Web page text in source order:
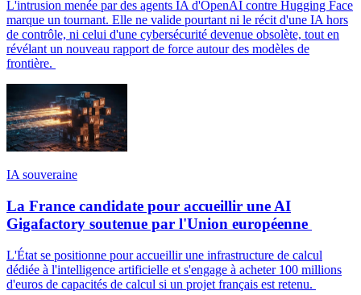
L'intrusion menée par des agents IA d'OpenAI contre Hugging Face
marque un tournant. Elle ne valide pourtant ni le récit d'une IA hors
de contrôle, ni celui d'une cybersécurité devenue obsolète, tout en
révélant un nouveau rapport de force autour des modèles de
frontière.
IA souveraine
La France candidate pour accueillir une AI
Gigafactory soutenue par l'Union européenne
L'État se positionne pour accueillir une infrastructure de calcul
dédiée à l'intelligence artificielle et s'engage à acheter 100 millions
d'euros de capacités de calcul si un projet français est retenu.